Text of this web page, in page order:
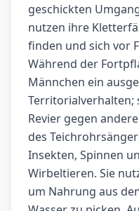
geschickten
nutzen ihre
finden und sich vor
Während der
Männchen ein
Territorialverhalten;
Revier gegen
des
Insekten, Spinnen
Wirbeltieren. Sie
um Nahrung aus